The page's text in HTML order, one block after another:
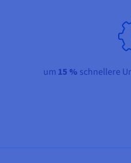
um 15 % schnellere